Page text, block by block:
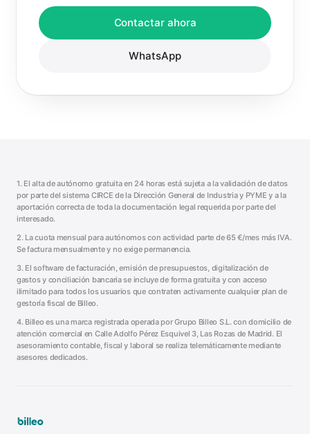
Contactar ahora
WhatsApp
1. El alta de autónomo gratuita en 24 horas está sujeta a la validación de datos
por parte del sistema CIRCE de la Dirección General de Industria y PYME y a la
aportación correcta de toda la documentación legal requerida por parte del
interesado.
2. La cuota mensual para autónomos con actividad parte de65 €/mes más IVA.
Se factura mensualmente y no exige permanencia.
3. El software de facturación, emisión de presupuestos, digitalización de
gastos y conciliación bancaria se incluye de forma gratuita y con acceso
ilimitado para todos los usuarios que contraten activamente cualquier plan de
gestoría fiscal de Billeo.
4. Billeo es una marca registrada operada porGrupo Billeo S.L. con domicilio de
atención comercial en Calle Adolfo Pérez Esquivel 3, Las Rozas de Madrid. El
asesoramiento contable, fiscal y laboral se realiza telemáticamente mediante
asesores dedicados.